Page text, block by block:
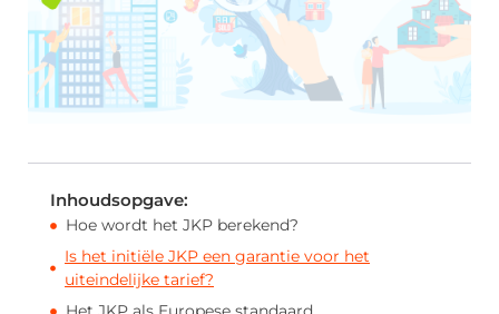
Inhoudsopgave:
Hoe wordt het JKP berekend?
Is het initiële JKP een garantie voor het
uiteindelijke tarief?